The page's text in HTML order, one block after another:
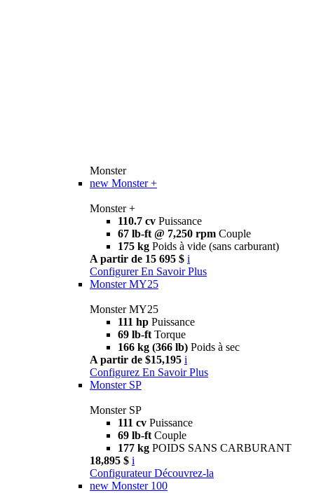
Monster
new Monster +
Monster +
110.7 cv Puissance
67 lb-ft @ 7,250 rpm Couple
175 kg Poids à vide (sans carburant)
A partir de 15 695 $ i
Configurer En Savoir Plus
Monster MY25
Monster MY25
111 hp Puissance
69 lb-ft Torque
166 kg (366 lb) Poids à sec
A partir de $15,195 i
Configurez En Savoir Plus
Monster SP
Monster SP
111 cv Puissance
69 lb-ft Couple
177 kg POIDS SANS CARBURANT
18,895 $ i
Configurateur Découvrez-la
new Monster 100